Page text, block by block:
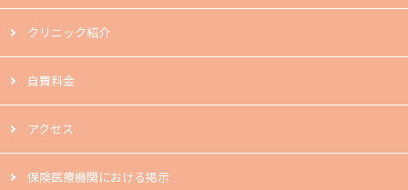
クリニック紹介
自費料金
アクセス
保険医療機関における掲示